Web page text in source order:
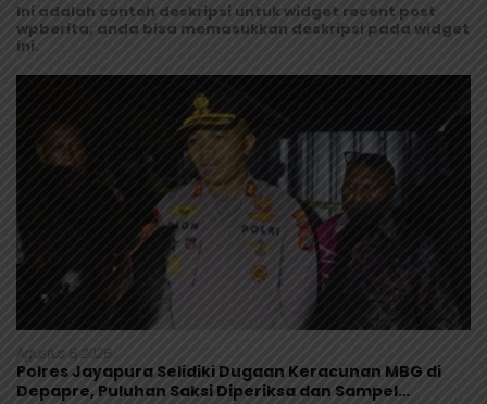
Ini adalah contoh deskripsi untuk widget recent post
wpberita, anda bisa memasukkan deskripsi pada widget
ini.
Agustus 5, 2026
Polres Jayapura Selidiki Dugaan Keracunan MBG di
Depapre, Puluhan Saksi Diperiksa dan Sampel